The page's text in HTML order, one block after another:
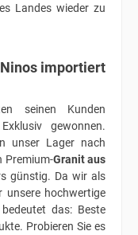
Landes wieder zu
importiert
seinen Kunden
gewonnen.
unser Lager nach
Premium-Granit aus
günstig. Da wir als
unsere hochwertige
das: Beste
Probieren Sie es